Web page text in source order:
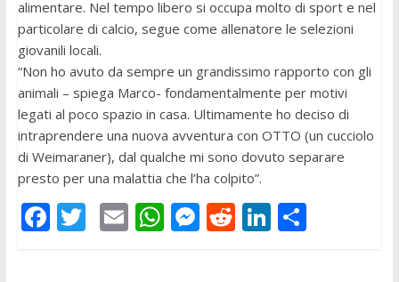
alimentare. Nel tempo libero si occupa molto di sport e nel
particolare di calcio, segue come allenatore le selezioni
giovanili locali.
“Non ho avuto da sempre un grandissimo rapporto con gli
animali – spiega Marco- fondamentalmente per motivi
legati al poco spazio in casa. Ultimamente ho deciso di
intraprendere una nuova avventura con OTTO (un cucciolo
di Weimaraner), dal qualche mi sono dovuto separare
presto per una malattia che l’ha colpito”.
F T E W M R Li C